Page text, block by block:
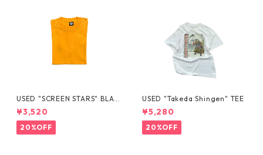
USED "SCREEN STARS" BLAN
K TEE
¥3,520
20%OFF
USED "Takeda Shingen" TEE
¥5,280
20%OFF